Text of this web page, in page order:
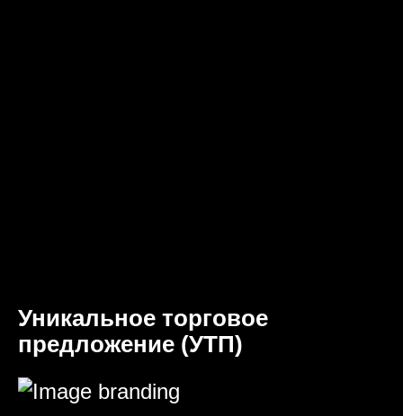
Уникальное торговое
предложение (УТП)